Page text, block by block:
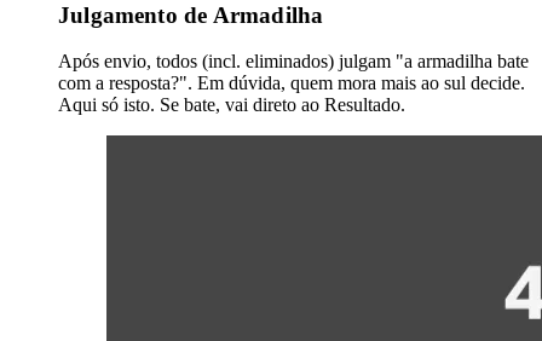
Julgamento de Armadilha
Após envio, todos (incl. eliminados) julgam "a armadilha bate
com a resposta?". Em dúvida, quem mora mais ao sul decide.
Aqui só isto. Se bate, vai direto ao Resultado.